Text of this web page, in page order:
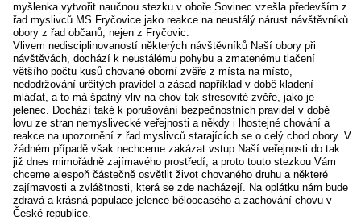
myšlenka vytvořit naučnou stezku v oboře Sovinec vzešla především z
řad myslivců MS Fryčovice jako reakce na neustálý nárust návštěvníků
obory z řad občanů, nejen z Fryčovic.
Vlivem nedisciplinovaností některých návštěvníků Naší obory při
návštěvách, dochází k neustálému pohybu a zmatenému tlačení
většího počtu kusů chované oborní zvěře z místa na místo,
nedodržování určitých pravidel a zásad například v době kladení
mláďat, a to má špatný vliv na chov tak stresovité zvěře, jako je
jelenec. Dochází také k porušování bezpečnostních pravidel v době
lovu ze stran nemyslivecké veřejnosti a někdy i lhostejné chování a
reakce na upozornění z řad myslivců starajících se o celý chod obory. V
žádném případě však nechceme zakázat vstup Naší veřejnosti do tak
již dnes mimořádně zajímavého prostředí, a proto touto stezkou Vám
chceme alespoň částečně osvětlit život chovaného druhu a některé
zajímavosti a zvláštnosti, která se zde nacházejí. Na oplátku nám bude
zdravá a krásná populace jelence běloocasého a zachování chovu v
České republice.